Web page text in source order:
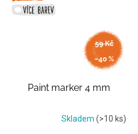
59 Kč
–40 %
Paint marker 4 mm
Skladem (>10 ks)